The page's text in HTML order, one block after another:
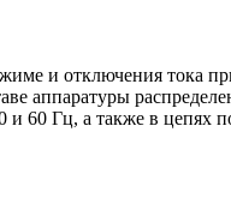
и отключения тока
аппаратуры
60 Гц, а также в цепях